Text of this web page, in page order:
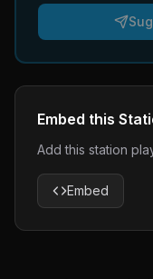
Embed this
Add this station
Embed